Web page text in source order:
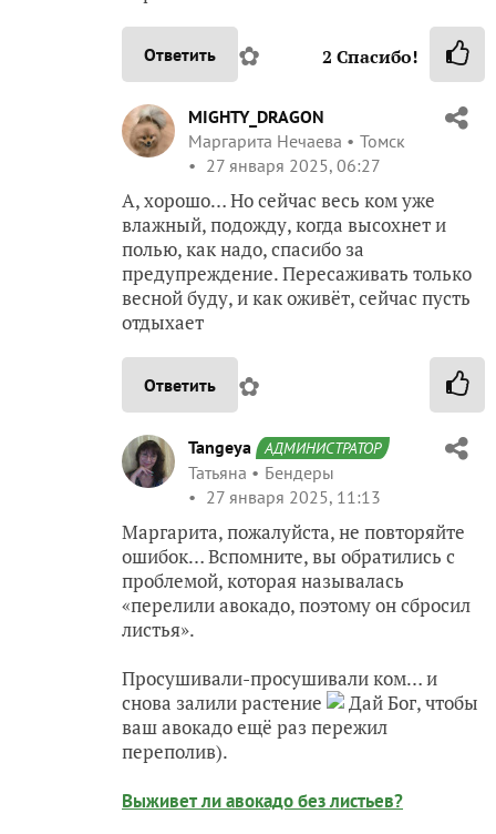
Ответить ✿ 2 Спасибо!
MIGHTY_DRAGON
Маргарита Нечаева
Томск
27 января 2025, 06:27
А, хорошо… Но сейчас весь ком уже
влажный, подожду, когда высохнет и
полью, как надо, спасибо за
предупреждение. Пересаживать только
весной буду, и как оживёт, сейчас пусть
отдыхает
Ответить ✿
Tangeya АДМИНИСТРАТОР
Татьяна
Бендеры
27 января 2025, 11:13
Маргарита, пожалуйста, не повторяйте
ошибок… Вспомните, вы обратились с
проблемой, которая называлась
«перелили авокадо, поэтому он сбросил
листья».
Просушивали-просушивали ком… и
снова залили растение
Дай Бог, чтобы
ваш авокадо ещё раз пережил
переполив).
Выживет ли авокадо без листьев?